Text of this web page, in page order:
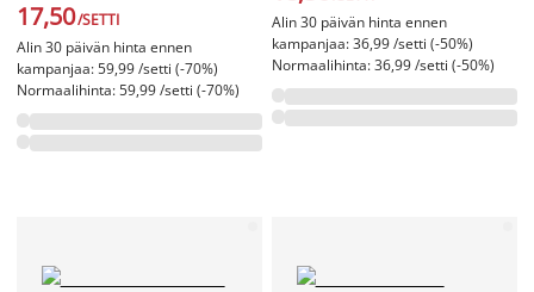
17,50/SETTI
Alin 30 päivän hinta ennen
kampanjaa: 59,99 /setti (-70%)
Normaalihinta: 59,99 /setti (-70%)
Alin 30 päivän hinta ennen
kampanjaa: 36,99 /setti (-50%)
Normaalihinta: 36,99 /setti (-50%)